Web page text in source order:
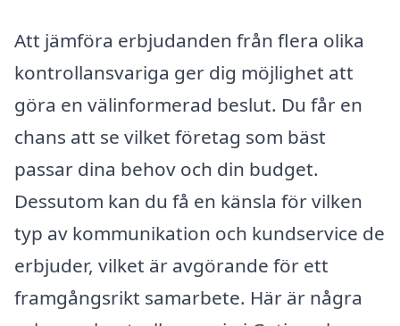
Att jämföra erbjudanden från flera olika
kontrollansvariga ger dig möjlighet att
göra en välinformerad beslut. Du får en
chans att se vilket företag som bäst
passar dina behov och din budget.
Dessutom kan du få en känsla för vilken
typ av kommunikation och kundservice de
erbjuder, vilket är avgörande för ett
framgångsrikt samarbete. Här är några